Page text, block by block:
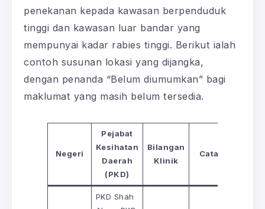
penekanan kepada kawasan berpenduduk
tinggi dan kawasan luar bandar yang
mempunyai kadar rabies tinggi. Berikut ialah
contoh susunan lokasi yang dijangka,
dengan penanda “Belum diumumkan” bagi
maklumat yang masih belum tersedia.
Negeri
Pejabat
Kesihatan
Daerah
(PKD)
Bilangan
Klinik
Catatan
PKD Shah